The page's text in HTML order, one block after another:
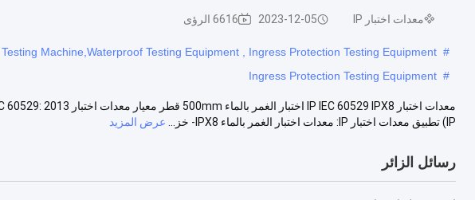
معدات اختبار IP 2023-12-05 6616 الرؤى
#
Testing Machine,Waterproof Testing Equipment , Ingress Protection Testing Equipment
#
Ingress Protection Testing Equipment
IP) تطبيق معدات اختبار IP: معدات اختبار الغمر بالماء IPX8- خز...
عرض المزيد
رسائل الزائر